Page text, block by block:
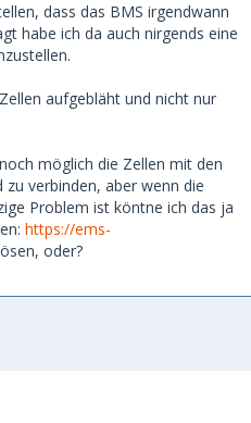
dass das BMS irgendwann
habe ich da auch nirgends eine
aufgebläht und nicht nur
möglich die Zellen mit den
verbinden, aber wenn die
Problem ist köntne ich das ja
https://ems-
oder?